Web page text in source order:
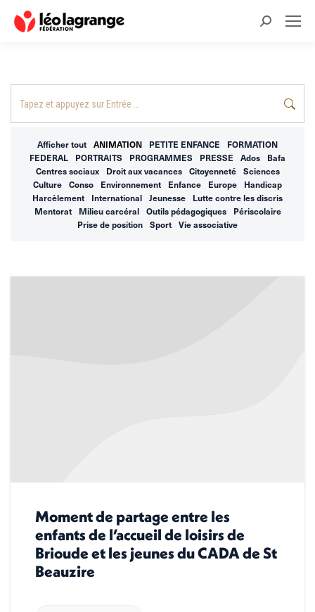
Recherche
Afficher tout ANIMATION PETITE ENFANCE
FORMATION
FEDERAL
PORTRAITS PROGRAMMES PRESSE Ados
Bafa
Centres sociaux
Droit aux vacances Citoyenneté
Sciences
Culture
Conso Environnement Enfance Europe
Handicap
Harcèlement
International Jeunesse
Lutte contre les discris
Mentorat
Milieu carcéral Outils pédagogiques
Périscolaire
Prise de position
Sport Vie associative
Moment de partage entre les
enfants de l’accueil de loisirs de
Brioude et les jeunes du CADA de St
Beauzire